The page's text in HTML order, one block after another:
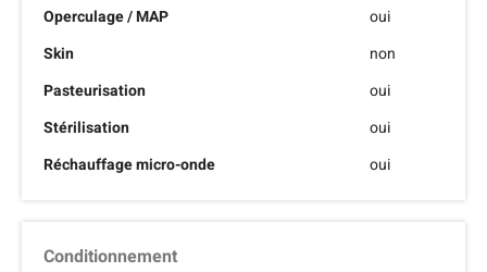
Operculage / MAP
oui
Skin
non
Pasteurisation
oui
Stérilisation
oui
Réchauffage micro-onde
oui
Conditionnement